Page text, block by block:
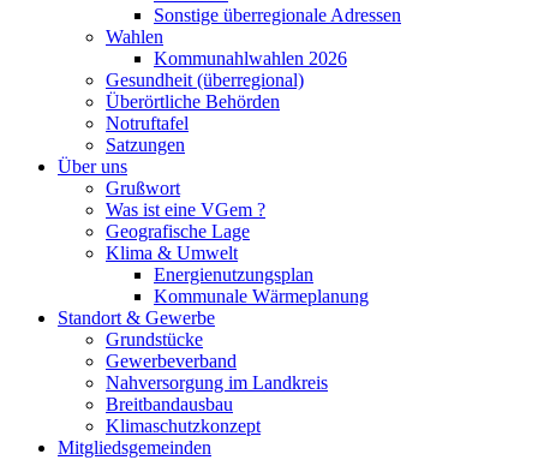
Sonstige überregionale Adressen
Wahlen
Kommunahlwahlen 2026
Gesundheit (überregional)
Überörtliche Behörden
Notruftafel
Satzungen
Über uns
Grußwort
Was ist eine VGem ?
Geografische Lage
Klima & Umwelt
Energienutzungsplan
Kommunale Wärmeplanung
Standort & Gewerbe
Grundstücke
Gewerbeverband
Nahversorgung im Landkreis
Breitbandausbau
Klimaschutzkonzept
Mitgliedsgemeinden